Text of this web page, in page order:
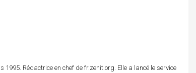
Rédactrice en chef de fr.zenit.org. Elle a lancé le service